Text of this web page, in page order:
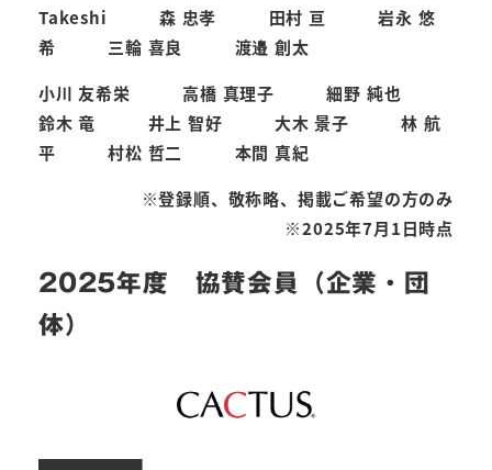
Takeshi 森 忠孝 田村 亘 岩永 悠
希 三輪 喜良 渡邉 創太
小川 友希栄 高橋 真理子 細野 純也
鈴木 竜 井上 智好 大木 景子 林 航
平 村松 哲二 本間 真紀
※登録順、敬称略、掲載ご希望の方のみ
※2025年7月1日時点
2025年度 協賛会員（企業・団
体）